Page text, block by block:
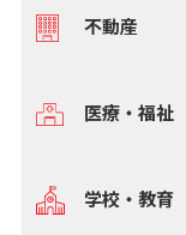
不動産
医療・福祉
学校・教育